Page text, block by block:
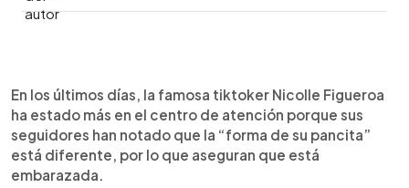
► Escuchar artículo
En los últimos días, la famosa tiktoker Nicolle Figueroa
ha estado más en el centro de atención porque sus
seguidores han notado que la “forma de su pancita”
está diferente, por lo que aseguran que está
embarazada.